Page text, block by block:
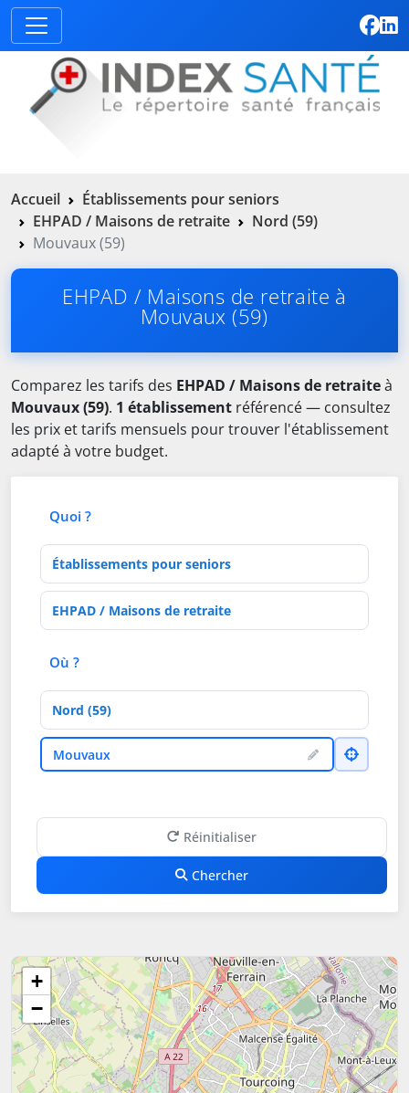
Accueil
Établissements pour seniors
EHPAD / Maisons de retraite
Nord (59)
Mouvaux (59)
EHPAD / Maisons de retraite à
Mouvaux (59)
Comparez les tarifs des EHPAD / Maisons de retraiteà
Mouvaux (59). 1 établissement référencé — consultez
les prix et tarifs mensuels pour trouver l'établissement
adapté à votre budget.
Quoi ?
Type d'établissement
Activités de soins
Où ?
Département
VilleMouvaux
Réinitialiser
Chercher
+
−